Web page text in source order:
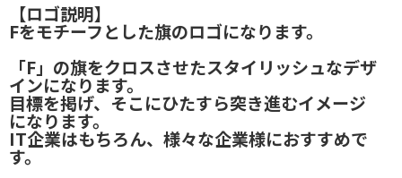
【ロゴ説明】
Fをモチーフとした旗のロゴになります。
「F」の旗をクロスさせたスタイリッシュなデザ
インになります。
目標を掲げ、そこにひたすら突き進むイメージ
になります。
IT企業はもちろん、様々な企業様におすすめで
す。